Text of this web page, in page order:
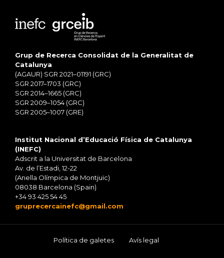
Grup de Recerca Consolidat de la Generalitat de
Catalunya
(AGAUR) SGR 2021–01191 (GRC)
SGR 2017–1703 (GRC)
SGR 2014–1665 (GRC)
SGR 2009–1054 (GRC)
SGR 2005–1007 (GRE)
Institut Nacional d’Educació Física de Catalunya
(INEFC)
Adscrit a la Universitat de Barcelona
Av. de l’Estadi, 12-22
(Anella Olímpica de Montjuïc)
08038 Barcelona (Spain)
+34 93 425 54 45
gruprecercainefc@gmail.com
Política de galetes Avís legal